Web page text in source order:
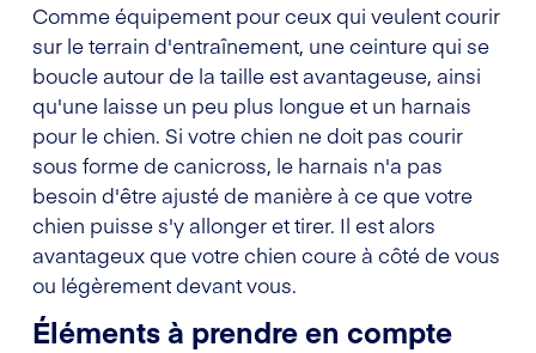
Comme équipement pour ceux qui veulent courir
sur le terrain d'entraînement, une ceinture qui se
boucle autour de la taille est avantageuse, ainsi
qu'une laisse un peu plus longue et un harnais
pour le chien. Si votre chien ne doit pas courir
sous forme de canicross, le harnais n'a pas
besoin d'être ajusté de manière à ce que votre
chien puisse s'y allonger et tirer. Il est alors
avantageux que votre chien coure à côté de vous
ou légèrement devant vous.
Éléments à prendre en compte